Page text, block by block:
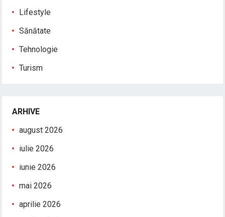
Lifestyle
Sănătate
Tehnologie
Turism
ARHIVE
august 2026
iulie 2026
iunie 2026
mai 2026
aprilie 2026